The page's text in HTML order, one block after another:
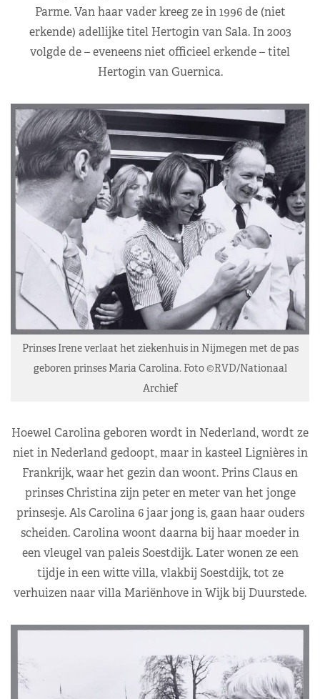
Parme. Van haar vader kreeg ze in 1996 de (niet
erkende) adellijke titel Hertogin van Sala. In 2003
volgde de – eveneens niet officieel erkende – titel
Hertogin van Guernica.
Prinses Irene verlaat het ziekenhuis in Nijmegen met de pas
geboren prinses Maria Carolina. Foto ©RVD/Nationaal
Archief
Hoewel Carolina geboren wordt in Nederland, wordt ze
niet in Nederland gedoopt, maar in kasteel Lignières in
Frankrijk, waar het gezin dan woont. Prins Claus en
prinses Christina zijn peter en meter van het jonge
prinsesje. Als Carolina 6 jaar jong is, gaan haar ouders
scheiden. Carolina woont daarna bij haar moeder in
een vleugel van paleis Soestdijk. Later wonen ze een
tijdje in een witte villa, vlakbij Soestdijk, tot ze
verhuizen naar villa Mariënhove in Wijk bij Duurstede.